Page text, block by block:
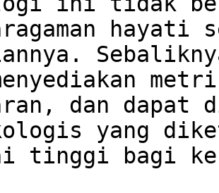
hayati
dan dapat
yang
tinggi bagi